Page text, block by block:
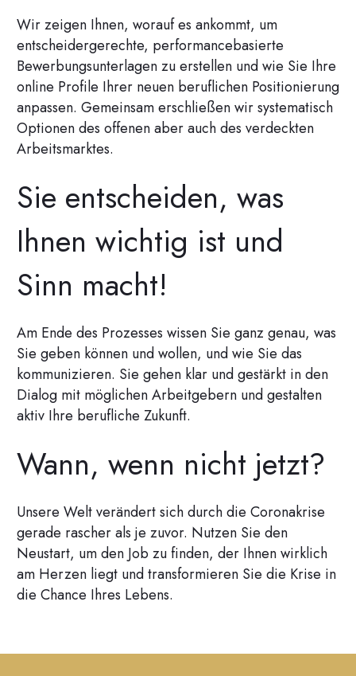
Wir zeigen Ihnen, worauf es ankommt, um
entscheidergerechte, performancebasierte
Bewerbungsunterlagen zu erstellen und wie Sie Ihre
online Profile Ihrer neuen beruflichen Positionierung
anpassen. Gemeinsam erschließen wir systematisch
Optionen des offenen aber auch des verdeckten
Arbeitsmarktes.
Sie entscheiden, was
Ihnen wichtig ist und
Sinn macht!
Am Ende des Prozesses wissen Sie ganz genau, was
Sie geben können und wollen, und wie Sie das
kommunizieren. Sie gehen klar und gestärkt in den
Dialog mit möglichen Arbeitgebern und gestalten
aktiv Ihre berufliche Zukunft.
Wann, wenn nicht jetzt?
Unsere Welt verändert sich durch die Coronakrise
gerade rascher als je zuvor. Nutzen Sie den
Neustart, um den Job zu finden, der Ihnen wirklich
am Herzen liegt und transformieren Sie die Krise in
die Chance Ihres Lebens.